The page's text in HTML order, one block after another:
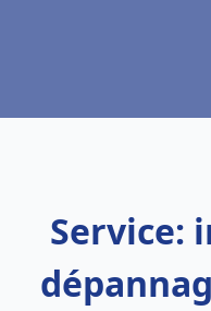
Service: